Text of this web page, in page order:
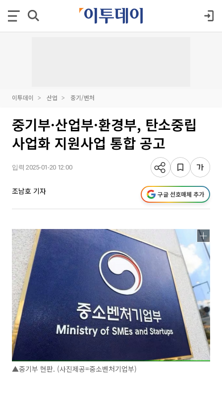
이투데이 산업 중기/벤처
중기부·산업부·환경부, 탄소중립
사업화 지원사업 통합 공고
입력 2025-01-20 12:00
조남호 기자 구글 선호매체 추가
▲중기부 현판. (사진제공=중소벤처기업부)